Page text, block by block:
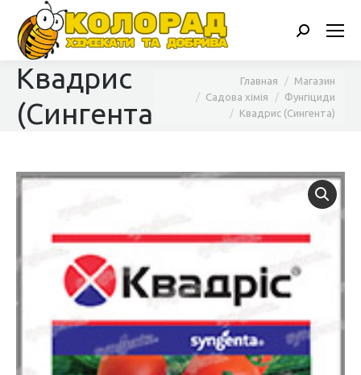
Поиск:
Квадрис
(Сингента)
Главная
Магазин
Садова хімія
Фунгіциди
Квадрис (Сингента)